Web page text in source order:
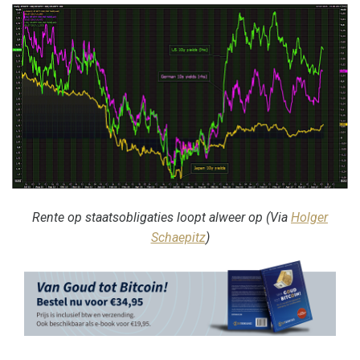
Rente op staatsobligaties loopt alweer op (Via Holger
Schaepitz)